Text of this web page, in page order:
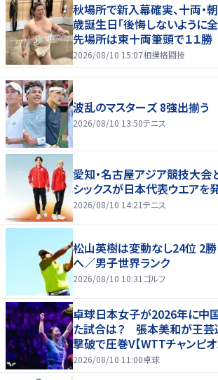
秋場所で新入幕確実、十両・
歳誕生日「後悔しないように
先場所は東十両筆頭で１１勝
2026/08/10 15:07相撲格闘技
波乱のマスターズ 8強出揃う
2026/08/10 13:50テニス
愛知・名古屋アジア競技大会
シックスが日本代表ウエアを
2026/08/10 14:21テニス
松山英樹は変動なし24位 2
へ／男子世界ランク
2026/08/10 10:31 ゴルフ
卓球日本女子が2026年に中
た試合は？ 張本美和が王芸
撃破で圧巻V【WTTチャンピ
2026/08/10 11:00卓球